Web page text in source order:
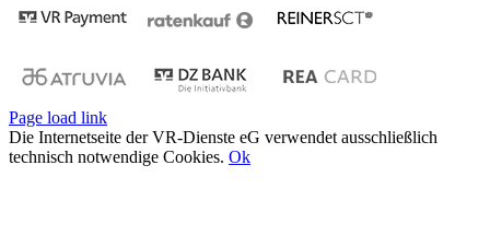
Page load link
Die Internetseite der VR-Dienste eG verwendet ausschließlich
technisch notwendige Cookies. Ok